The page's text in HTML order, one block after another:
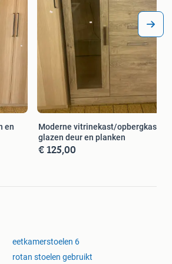
en
Moderne vitrinekast/opbergkast met
glazen deur en planken
€ 125,00
eetkamerstoelen 6
rotan stoelen gebruikt